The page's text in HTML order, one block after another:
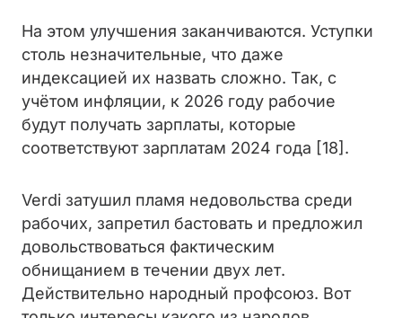
На этом улучшения заканчиваются. Уступки
столь незначительные, что даже
индексацией их назвать сложно. Так, с
учётом инфляции, к 2026 году рабочие
будут получать зарплаты, которые
соответствуют зарплатам 2024 года [18].
Verdi затушил пламя недовольства среди
рабочих, запретил бастовать и предложил
довольствоваться фактическим
обнищанием в течении двух лет.
Действительно народный профсоюз. Вот